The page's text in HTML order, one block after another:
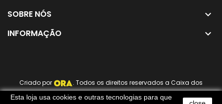
SOBRE NÓS keyboard_arrow_down
INFORMAÇÃO keyboard_arrow_down
Esta loja usa cookies e outras tecnologias para que
Criado por
. Todos os direitos reservados a Caixa dos
Sorrisos ®